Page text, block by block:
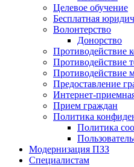
Целевое обучение
Бесплатная
Волонтерство
Донорство
Противодействие
Противодействие
Противодействие
Предоставление
Интернет-
Прием граждан
Политика
Политика
Модернизация ПЗЗ
Специалистам